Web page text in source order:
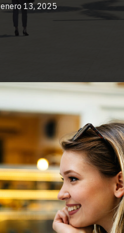
enero 13, 2025